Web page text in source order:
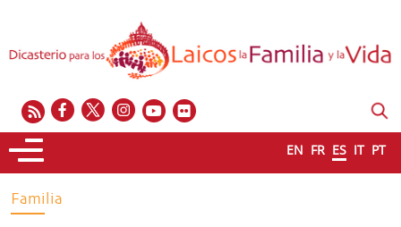
EN FR ES IT PT
Familia